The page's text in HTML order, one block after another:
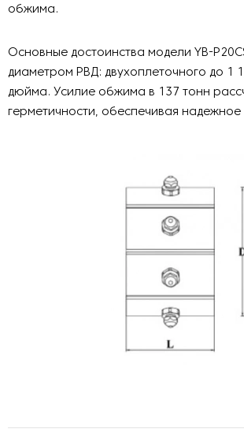
обжима.
Основные достоинства модели YB-
диаметром РВД: двухоплеточного до
дюйма. Усилие обжима в 137 тонн
герметичности, обеспечивая